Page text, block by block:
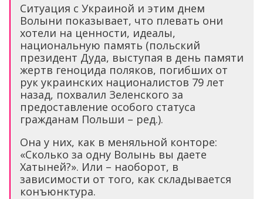
Ситуация с Украиной и этим днем
Волыни показывает, что плевать они
хотели на ценности, идеалы,
национальную память (польский
президент Дуда, выступая в день памяти
жертв геноцида поляков, погибших от
рук украинских националистов 79 лет
назад, похвалил Зеленского за
предоставление особого статуса
гражданам Польши – ред.).
Она у них, как в меняльной конторе:
«Сколько за одну Волынь вы даете
Хатыней?». Или – наоборот, в
зависимости от того, как складывается
конъюнктура.